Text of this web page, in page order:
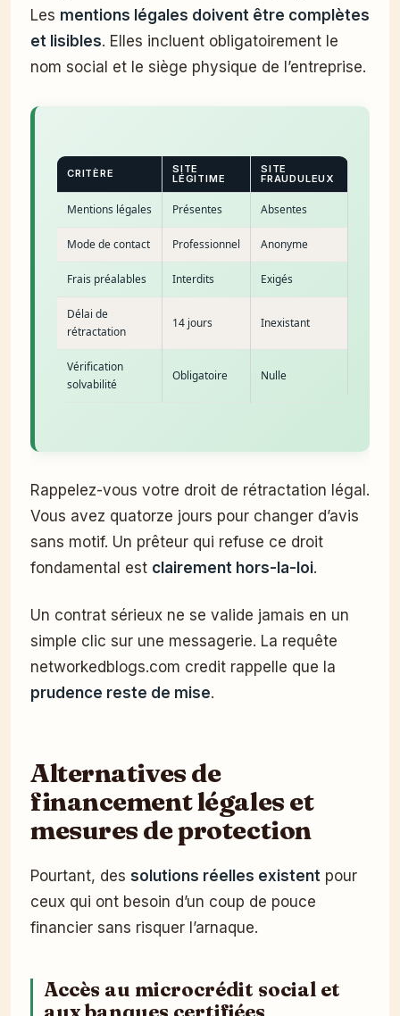
Les mentions légales doivent être complètes
et lisibles. Elles incluent obligatoirement le
nom social et le siège physique de l’entreprise.
CRITÈRE SITE
LÉGITIME
SITE
FRAUDULEUX
Mentions légales Présentes Absentes
Mode de contact Professionnel Anonyme
Frais préalables Interdits Exigés
Délai de
rétractation
14 jours Inexistant
Vérification
solvabilité
Obligatoire Nulle
Rappelez-vous votre droit de rétractation légal.
Vous avez quatorze jours pour changer d’avis
sans motif. Un prêteur qui refuse ce droit
fondamental est clairement hors-la-loi.
Un contrat sérieux ne se valide jamais en un
simple clic sur une messagerie. La requête
networkedblogs.com credit rappelle que la
prudence reste de mise.
Alternatives de
financement légales et
mesures de protection
Pourtant, des solutions réelles existent pour
ceux qui ont besoin d’un coup de pouce
financier sans risquer l’arnaque.
Accès au microcrédit social et